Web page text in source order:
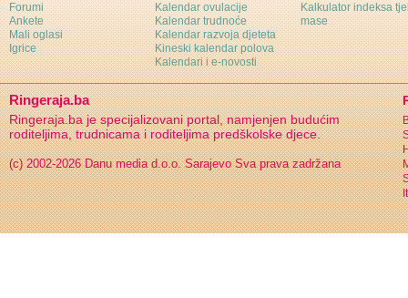
Forumi
Ankete
Mali oglasi
Igrice
Kalendar ovulacije
Kalendar trudnoće
Kalendar razvoja djeteta
Kineski kalendar polova
Kalendari i e-novosti
Kalkulator indeksa
mase
Ringeraja.ba
Ringeraja.ba je specijalizovani portal, namjenjen budućim
roditeljima, trudnicama i roditeljima predškolske djece.
(c) 2002-2026 Danu media d.o.o. Sarajevo Sva prava zadržana